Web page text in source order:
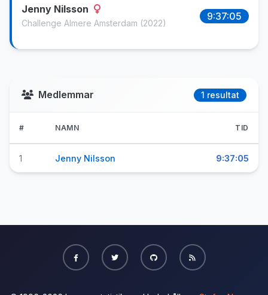
Jenny Nilsson
Challenge Almere Amsterdam (2022)
9:37:05
Medlemmar 1 resultat
# NAMN TID
1 Jenny Nilsson 9:37:05